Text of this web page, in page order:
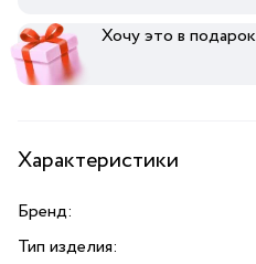
Хочу это в подарок
Характеристики
Бренд:
Тип изделия: